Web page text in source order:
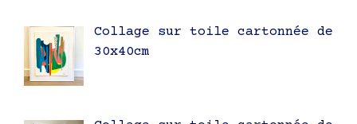
Collage sur toile cartonnée de
30x40cm